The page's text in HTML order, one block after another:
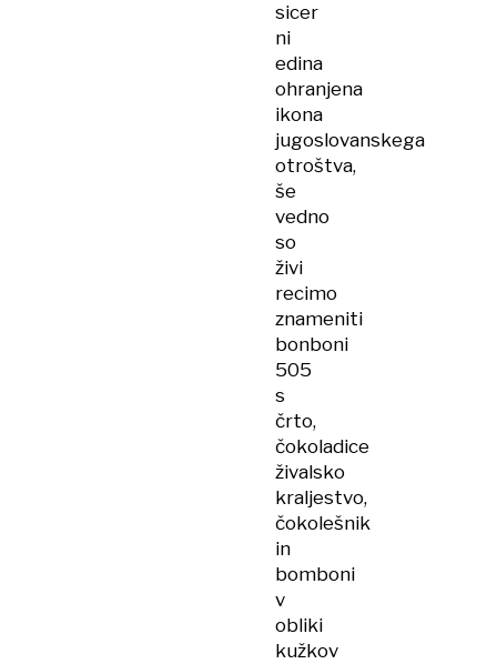
sicer
ni
edina
ohranjena
ikona
jugoslovanskega
otroštva,
še
vedno
so
živi
recimo
znameniti
bonboni
505
s
črto,
čokoladice
živalsko
kraljestvo,
čokolešnik
in
bomboni
v
obliki
kužkov